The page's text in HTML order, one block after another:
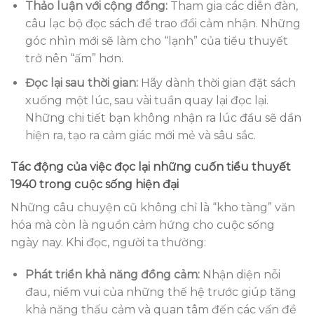
Thảo luận với cộng đồng:Tham gia các diễn đàn,
câu lạc bộ đọc sách để trao đổi cảm nhận. Những
góc nhìn mới sẽ làm cho “lạnh” của tiểu thuyết
trở nên “ấm” hơn.
Đọc lại sau thời gian:Hãy dành thời gian đặt sách
xuống một lúc, sau vài tuần quay lại đọc lại.
Những chi tiết bạn không nhận ra lúc đầu sẽ dần
hiện ra, tạo ra cảm giác mới mẻ và sâu sắc.
Tác động của việc đọc lại những cuốn tiểu thuyết
1940 trong cuộc sống hiện đại
Những câu chuyện cũ không chỉ là “kho tàng” văn
hóa mà còn là nguồn cảm hứng cho cuộc sống
ngày nay. Khi đọc, người ta thường:
Phát triển khả năng đồng cảm:Nhận diện nỗi
đau, niềm vui của những thế hệ trước giúp tăng
khả năng thấu cảm và quan tâm đến các vấn đề